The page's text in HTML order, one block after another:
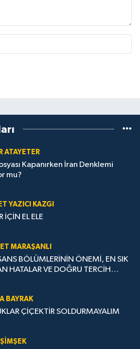
ATAYETER
Kapanırken İran Denklemi
mu?
YAZICI KAZGI
İÇİN EL ELE
MARAŞANLI
BÖLÜMLERİNİN ÖNEMİ, EN SIK
HATALAR VE DOĞRU TERCİH
BAYRAK
ÇİÇEKTİR SOLDURMAYALIM